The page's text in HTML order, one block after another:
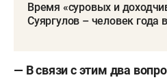
Время «суровых и
Суяргулов – человек года
— В связи с этим два